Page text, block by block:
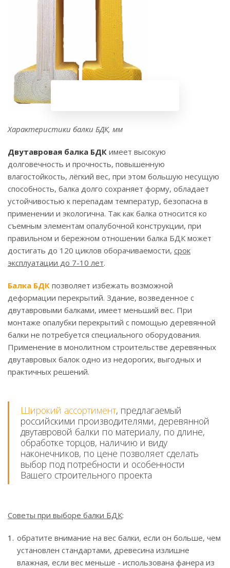
Характеристики балки БДК, мм
Двутавровая балка БДК имеет высокую
долговечность и прочность, повышенную
влагостойкость, лёгкий вес, при этом большую несущую
способность, балка долго сохраняет форму, обладает
устойчивостью к перепадам температур, безопасна в
применении и экологична. Так как балка относится ко
съемным элементам опалубочной конструкции, при
правильном и бережном отношении балка БДК может
достигать до 120 циклов оборачиваемости, срок
эксплуатации до 7-10 лет.
Балка БДК позволяет избежать возможной
деформации перекрытий. Здание, возведенное с
двутавровыми балками, имеет меньший вес. При
монтаже опалубки перекрытий с помощью деревянной
балки не потребуется специального оборудования.
Применение в монолитном строительстве деревянных
двутавровых балок одно из недорогих, выгодных и
практичных решений.
Широкий ассортимент, предлагаемый
российскими производителями, деревянной
двутавровой балки по материалу, по длине,
обработке торцов, наличию и виду
наконечников, по цене позволяет сделать
выбор под потребности и особенности
Вашего строительного проекта
Советы при выборе балки БДК:
обратите внимание на вес балки, если он больше, чем
установлен стандартами, древесина излишне
влажная, если вес меньше - использована фанера из